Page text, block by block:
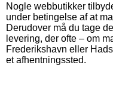
Nogle webbutikker
under betingelse af at
Derudover må du tage
levering, der ofte – om
Frederikshavn eller
et afhentningssted.